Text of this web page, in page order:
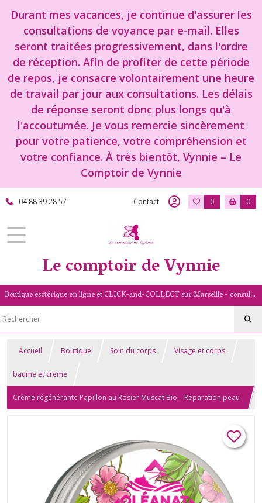
Durant mes vacances, je continue d'assurer les
consultations de voyance par e-mail. Elles
seront traitées progressivement, dans l'ordre
de réception. Afin de profiter de cette période
de repos, je consacre volontairement une heure
de travail par jour aux consultations. Les délais
de réponse seront donc plus longs qu'à
l'accoutumée. Je vous remercie sincèrement
pour votre patience, votre compréhension et
votre confiance. À très bientôt, Vynnie – Le
Comptoir de Vynnie
04 88 39 28 57 Contact 0 0
Le comptoir de Vynnie
Boutique ésotérique en ligne et CLICK-and-COLLECT sur Marseille - consultation de voyance par mail - livret numérologique (13/PACA)
Accueil Boutique Soin du corps Visage et corps
baume et creme
Crème régénérante Papillon au Rosier Muscat Bio – Réparation peau